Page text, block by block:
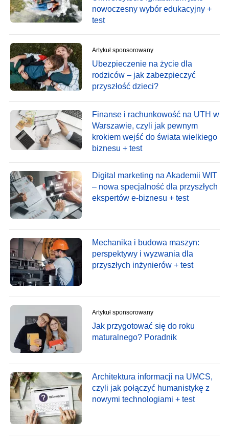
nowoczesny wybór edukacyjny +
test
Artykuł sponsorowany
Ubezpieczenie na życie dla
rodziców – jak zabezpieczyć
przyszłość dzieci?
Finanse i rachunkowość na UTH w
Warszawie, czyli jak pewnym
krokiem wejść do świata wielkiego
biznesu + test
Digital marketing na Akademii WIT
– nowa specjalność dla przyszłych
ekspertów e-biznesu + test
Mechanika i budowa maszyn:
perspektywy i wyzwania dla
przyszłych inżynierów + test
Artykuł sponsorowany
Jak przygotować się do roku
maturalnego? Poradnik
Architektura informacji na UMCS,
czyli jak połączyć humanistykę z
nowymi technologiami + test